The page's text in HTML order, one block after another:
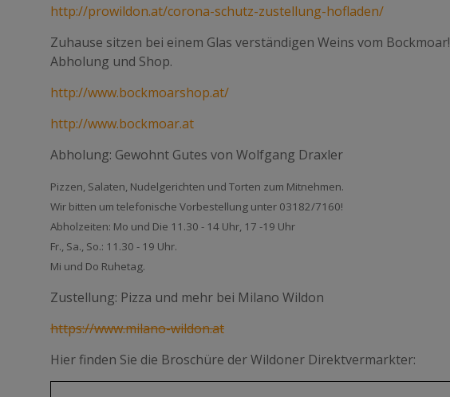
http://prowildon.at/corona-schutz-zustellung-hofladen/
Zuhause sitzen bei einem Glas verständigen Weins vom Bockmoar!
Abholung und Shop.
http://www.bockmoarshop.at/
http://www.bockmoar.at
Abholung: Gewohnt Gutes von Wolfgang Draxler
Pizzen, Salaten, Nudelgerichten und Torten zum Mitnehmen.
Wir bitten um telefonische Vorbestellung unter 03182/7160!
Abholzeiten: Mo und Die 11.30 - 14 Uhr, 17 -19 Uhr
Fr., Sa., So.: 11.30 - 19 Uhr.
Mi und Do Ruhetag.
Zustellung: Pizza und mehr bei Milano Wildon
https://www.milano-wildon.at
Hier finden Sie die Broschüre der Wildoner Direktvermarkter: